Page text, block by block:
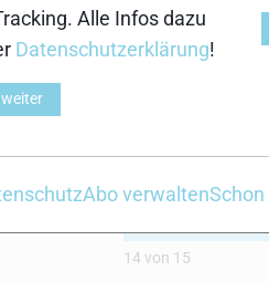
Boe
14 von 15
14 von 15
Alle Infos dazu
Datenschutzerklärung!
Abo verwalten